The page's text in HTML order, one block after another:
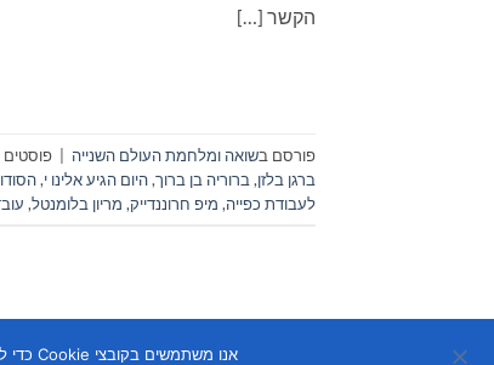
הקשר […]
פורסם בשואה ומלחמת העולם השנייה פוסטים
ברגן בלזן, ברוריה בן ברוך,היום הגיע אלינו י,
לעבודת כפייה, מיפ חרוננדייק, מריון בלומנטל,
אנו משתמשים בקובצי Cookie כדי להבטיח שנספק לך את חוויית הגלישה הטובה ביותר באתר שלנו. אם תמשיך להשתמש באתר זה, נניח שאתה מרוצה ממנו.